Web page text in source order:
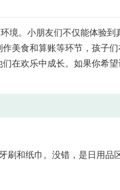
境。小朋友们不仅能体验到
美食和算账等环节，孩子
在欢乐中成长。如果你希
刷和纸巾。没错，是日用品